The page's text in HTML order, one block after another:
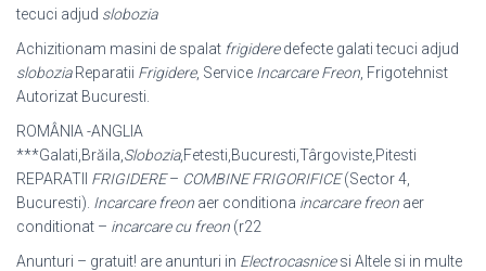
tecuci adjud slobozia
Achizitionam masini de spalat frigideredefecte galati tecuci adjud
sloboziaReparatii Frigidere, Service Incarcare Freon , Frigotehnist
Autorizat Bucuresti.
ROMÂNIA -ANGLIA
***Galati,Brăila, Slobozia,Fetesti,Bucuresti,Târgoviste,Pitesti
REPARATII FRIGIDERE– COMBINE FRIGORIFICE(Sector 4,
Bucuresti). Incarcare freon aer conditiona incarcare freon aer
conditionat – incarcare cu freon (r22
Anunturi – gratuit! are anunturi in Electrocasnicesi Altele si in multe